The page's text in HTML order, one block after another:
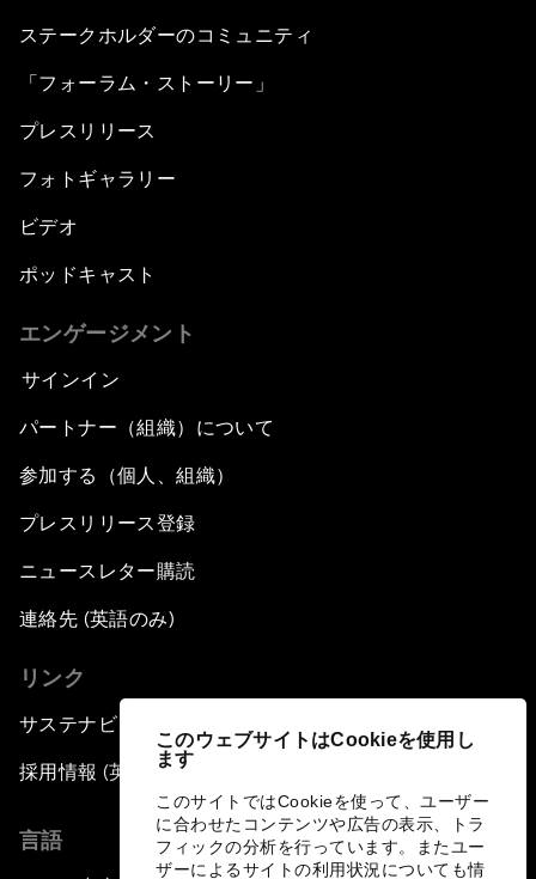
このウェブサイトはCookieを使用し
ます
このサイトではCookieを使って、ユーザー
に合わせたコンテンツや広告の表示、トラ
フィックの分析を行っています。またユー
ザーによるサイトの利用状況についても情
ステークホルダーのコミュニティ
「フォーラム・ストーリー」
プレスリリース
フォトギャラリー
ビデオ
ポッドキャスト
エンゲージメント
サインイン
パートナー（組織）について
参加する（個人、組織）
プレスリリース登録
ニュースレター購読
連絡先 (英語のみ)
リンク
サステナビリティへの取り組み
採用情報 (英語のみ)
言語